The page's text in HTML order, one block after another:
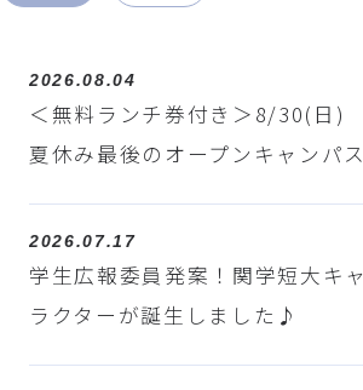
2026.08.04
＜無料ランチ券付き＞8/30(日)
夏休み最後のオープンキャンパス
2026.07.17
学生広報委員発案！関学短大キャ
ラクターが誕生しました♪